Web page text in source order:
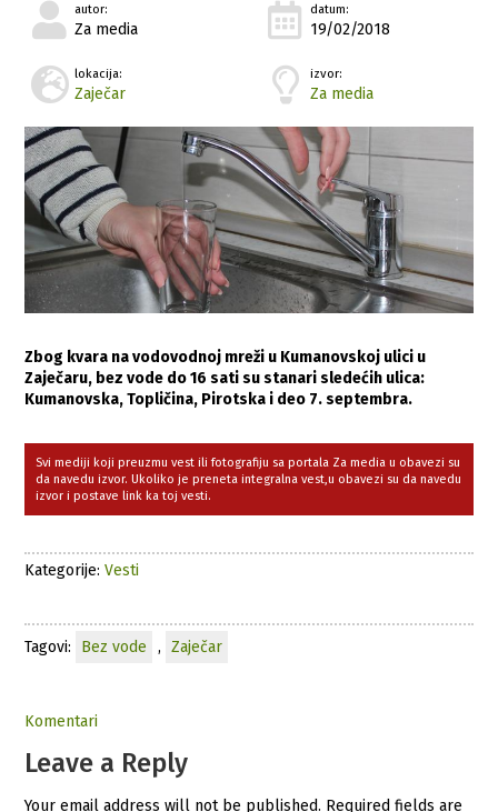
autor:
Za media
datum:
19/02/2018
lokacija:
Zaječar
izvor:
Za media
Zbog kvara na vodovodnoj mreži u Kumanovskoj ulici u
Zaječaru, bez vode do 16 sati su stanari sledećih ulica:
Kumanovska, Topličina, Pirotska i deo 7. septembra.
Svi mediji koji preuzmu vest ili fotografiju sa portala Za media u obavezi su
da navedu izvor. Ukoliko je preneta integralna vest,u obavezi su da navedu
izvor i postave link ka toj vesti.
Kategorije:Vesti
Tagovi: Bez vode , Zaječar
Komentari
Leave a Reply
Your email address will not be published. Required fields are